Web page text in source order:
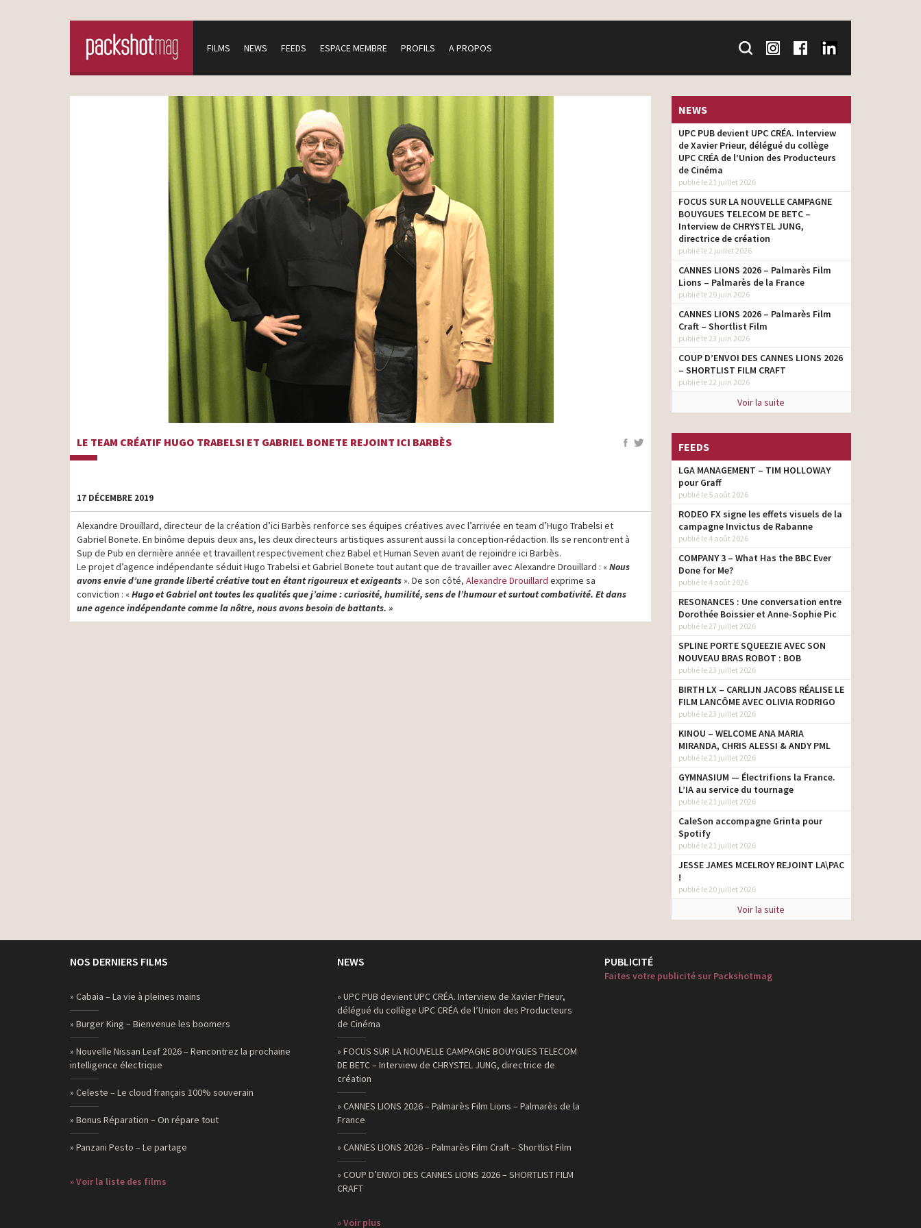
FILMS NEWS FEEDS ESPACE MEMBRE PROFILS A PROPOS
LE TEAM CRÉATIF HUGO TRABELSI ET GABRIEL BONETE REJOINT ICI BARBÈS
17 DÉCEMBRE 2019
Alexandre Drouillard, directeur de la création d’ici Barbès renforce ses équipes créatives avec l’arrivée en team d’Hugo Trabelsi et
Gabriel Bonete. En binôme depuis deux ans, les deux directeurs artistiques assurent aussi la conception-rédaction. Ils se rencontrent à
Sup de Pub en dernière année et travaillent respectivement chez Babel et Human Seven avant de rejoindre ici Barbès.
Le projet d’agence indépendante séduit Hugo Trabelsi et Gabriel Bonete tout autant que de travailler avec Alexandre Drouillard : «Nous
avons envie d’une grande liberté créative tout en étant rigoureux et exigeants». De son côté, Alexandre Drouillard exprime sa
conviction : «Hugo et Gabriel ont toutes les qualités que j’aime : curiosité, humilité, sens de l’humour et surtout combativité. Et dans
une agence indépendante comme la nôtre, nous avons besoin de battants. »
NEWS
UPC PUB devient UPC CRÉA. Interview
de Xavier Prieur, délégué du collège
UPC CRÉA de l’Union des Producteurs
de Cinéma
publié le 21 juillet 2026
FOCUS SUR LA NOUVELLE CAMPAGNE
BOUYGUES TELECOM DE BETC –
Interview de CHRYSTEL JUNG,
directrice de création
publié le 2 juillet 2026
CANNES LIONS 2026 – Palmarès Film
Lions – Palmarès de la France
publié le 29 juin 2026
CANNES LIONS 2026 – Palmarès Film
Craft – Shortlist Film
publié le 23 juin 2026
COUP D’ENVOI DES CANNES LIONS 2026
– SHORTLIST FILM CRAFT
publié le 22 juin 2026
Voir la suite
FEEDS
LGA MANAGEMENT – TIM HOLLOWAY
pour Graff
publié le 5 août 2026
RODEO FX signe les effets visuels de la
campagne Invictus de Rabanne
publié le 4 août 2026
COMPANY 3 – What Has the BBC Ever
Done for Me?
publié le 4 août 2026
RESONANCES : Une conversation entre
Dorothée Boissier et Anne-Sophie Pic
publié le 27 juillet 2026
SPLINE PORTE SQUEEZIE AVEC SON
NOUVEAU BRAS ROBOT : BOB
publié le 23 juillet 2026
BIRTH LX – CARLIJN JACOBS RÉALISE LE
FILM LANCÔME AVEC OLIVIA RODRIGO
publié le 23 juillet 2026
KINOU – WELCOME ANA MARIA
MIRANDA, CHRIS ALESSI & ANDY PML
publié le 21 juillet 2026
GYMNASIUM — Électrifions la France.
L’IA au service du tournage
publié le 21 juillet 2026
CaleSon accompagne Grinta pour
Spotify
publié le 21 juillet 2026
JESSE JAMES MCELROY REJOINT LA\PAC
!
publié le 20 juillet 2026
Voir la suite
NOS DERNIERS FILMS
» Cabaia – La vie à pleines mains
» Burger King – Bienvenue les boomers
» Nouvelle Nissan Leaf 2026 – Rencontrez la prochaine
intelligence électrique
» Celeste – Le cloud français 100% souverain
» Bonus Réparation – On répare tout
» Panzani Pesto – Le partage
» Voir la liste des films
NEWS
» UPC PUB devient UPC CRÉA. Interview de Xavier Prieur,
délégué du collège UPC CRÉA de l’Union des Producteurs
de Cinéma
» FOCUS SUR LA NOUVELLE CAMPAGNE BOUYGUES TELECOM
DE BETC – Interview de CHRYSTEL JUNG, directrice de
création
» CANNES LIONS 2026 – Palmarès Film Lions – Palmarès de la
France
» CANNES LIONS 2026 – Palmarès Film Craft – Shortlist Film
» COUP D’ENVOI DES CANNES LIONS 2026 – SHORTLIST FILM
CRAFT
» Voir plus
PUBLICITÉ
Faites votre publicité sur Packshotmag